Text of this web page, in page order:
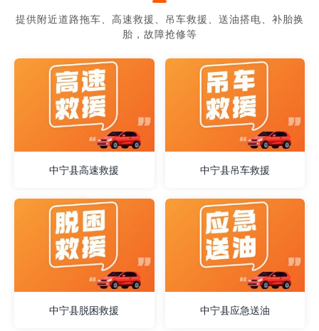
提供附近道路拖车、高速救援、吊车救援、送油搭电、补胎换
胎，故障抢修等
中宁县高速救援 中宁县吊车救援
中宁县脱困救援 中宁县应急送油